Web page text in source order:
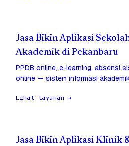
Jasa Bikin Aplikasi
Akademik di Pekanbaru
PPDB online, e-learning, absensi
online — sistem informasi
Lihat layanan →
Jasa Bikin Aplikasi Klinik